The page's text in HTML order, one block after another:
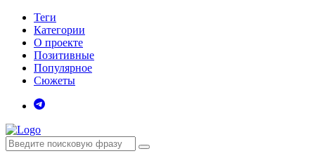
Теги
Категории
О проекте
Позитивные
Популярное
Сюжеты